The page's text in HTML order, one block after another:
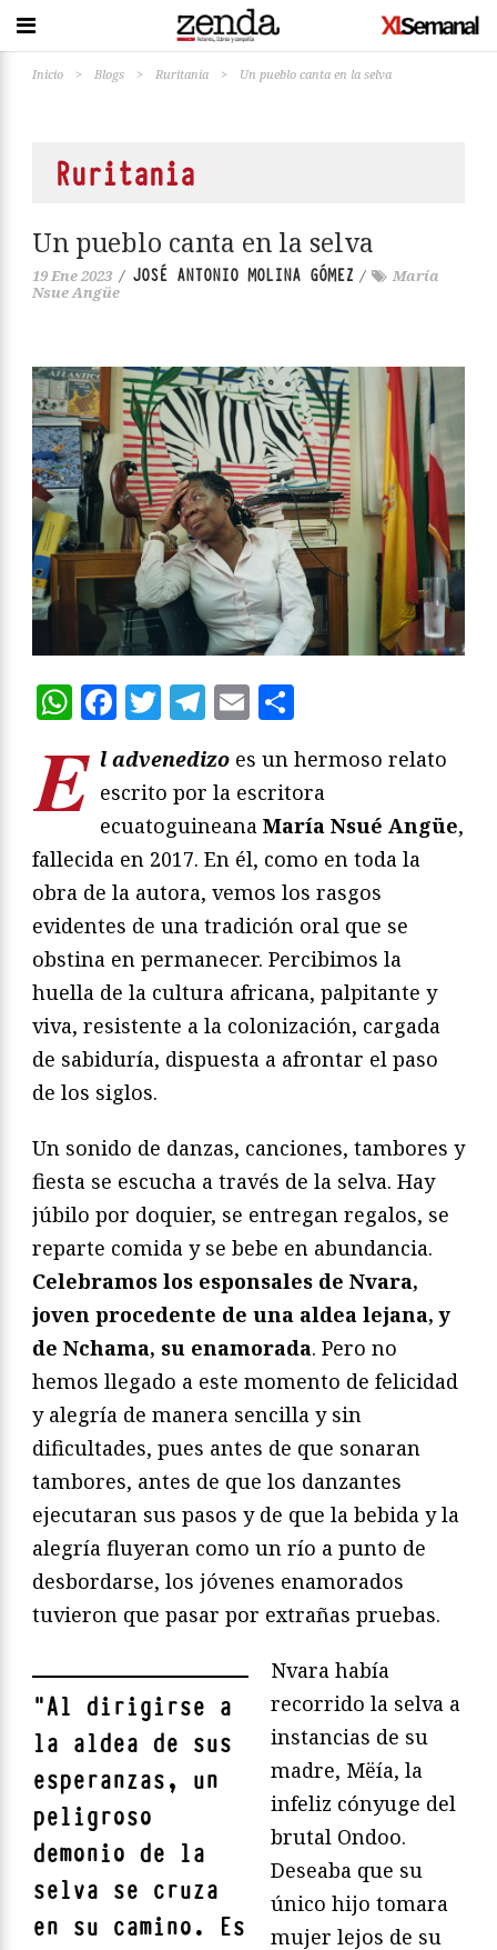
Inicio > Blogs > Ruritania > Un pueblo canta en la selva
Ruritania
Un pueblo canta en la selva
19 Ene 2023 / JOSÉ ANTONIO MOLINA GÓMEZ /
María
Nsue Angüe
WhatsApp
Facebook
Twitter
Telegram
Email
E l advenedizo es un hermoso relato
escrito por la escritora
ecuatoguineana María Nsué Angüe,
fallecida en 2017. En él, como en toda la
obra de la autora, vemos los rasgos
evidentes de una tradición oral que se
obstina en permanecer. Percibimos la
huella de la cultura africana, palpitante y
viva, resistente a la colonización, cargada
de sabiduría, dispuesta a afrontar el paso
de los siglos.
Un sonido de danzas, canciones, tambores y
fiesta se escucha a través de la selva. Hay
júbilo por doquier, se entregan regalos, se
reparte comida y se bebe en abundancia.
Celebramos los esponsales de Nvara,
joven procedente de una aldea lejana, y
de Nchama, su enamorada. Pero no
hemos llegado a este momento de felicidad
y alegría de manera sencilla y sin
dificultades, pues antes de que sonaran
tambores, antes de que los danzantes
ejecutaran sus pasos y de que la bebida y la
alegría fluyeran como un río a punto de
desbordarse, los jóvenes enamorados
tuvieron que pasar por extrañas pruebas.
"Al dirigirse a
la aldea de sus
esperanzas, un
peligroso
demonio de la
selva se cruza
en su camino. Es
Nvara había
recorrido la selva a
instancias de su
madre, Mëía, la
infeliz cónyuge del
brutal Ondoo.
Deseaba que su
único hijo tomara
mujer lejos de su